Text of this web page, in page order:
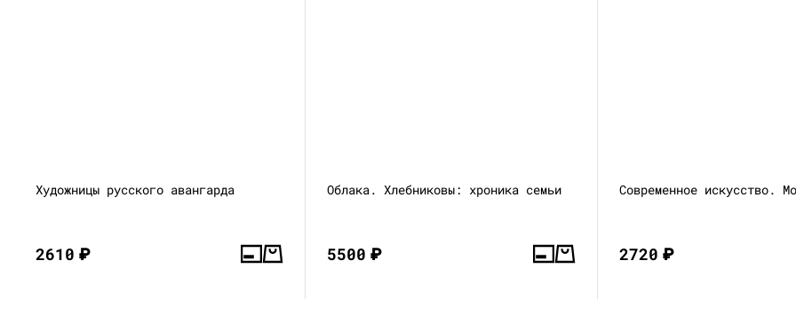
Художницы русского авангарда
2610₽
Облака. Хлебниковы: хроника семьи
5500₽
Современное искусство.
2720₽